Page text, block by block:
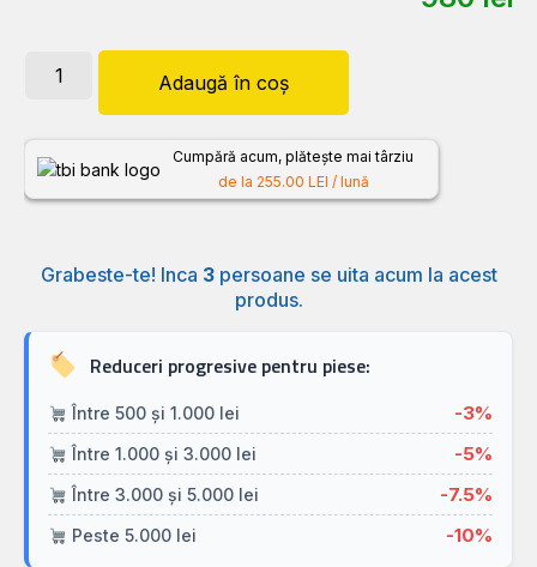
Adaugă în coș
Cumpără acum, plătește mai târziu
de la 255.00 LEI / lună
Grabeste-te! Inca 3 persoane se uita acum la acest
produs.
Reduceri progresive pentru piese:
Între 500 și 1.000 lei -3%
Între 1.000 și 3.000 lei -5%
Între 3.000 și 5.000 lei -7.5%
Peste 5.000 lei -10%